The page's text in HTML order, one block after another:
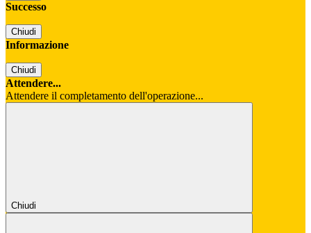
Successo
Chiudi
Informazione
Chiudi
Attendere...
Attendere il completamento dell'operazione...
Chiudi